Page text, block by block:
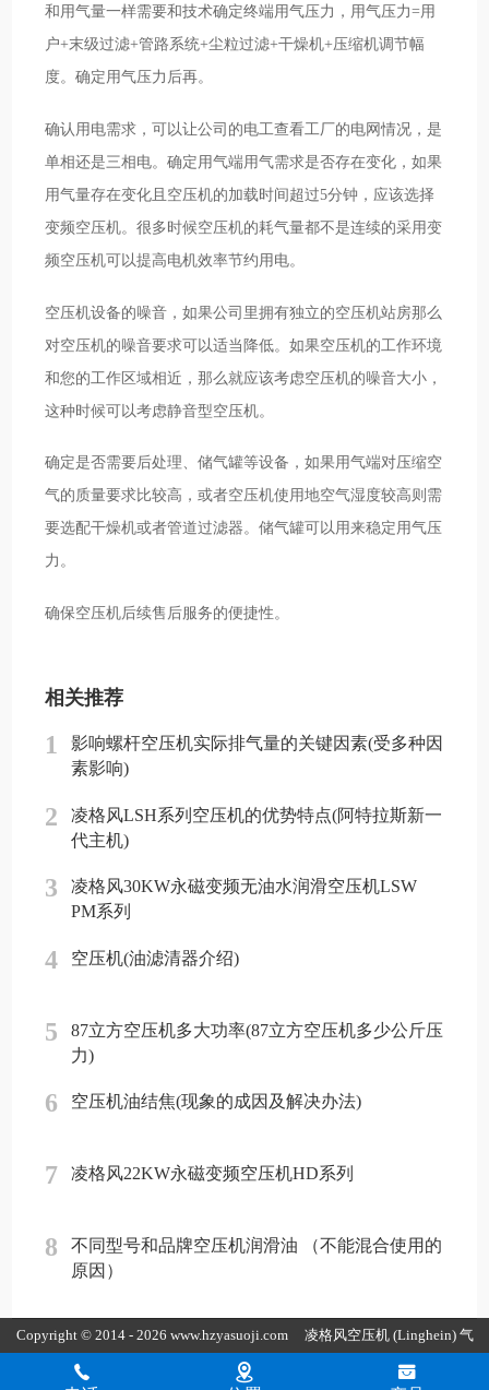
和用气量一样需要和技术确定终端用气压力，用气压力=用
户+末级过滤+管路系统+尘粒过滤+干燥机+压缩机调节幅
度。确定用气压力后再。
确认用电需求，可以让公司的电工查看工厂的电网情况，是
单相还是三相电。确定用气端用气需求是否存在变化，如果
用气量存在变化且空压机的加载时间超过5分钟，应该选择
变频空压机。很多时候空压机的耗气量都不是连续的采用变
频空压机可以提高电机效率节约用电。
空压机设备的噪音，如果公司里拥有独立的空压机站房那么
对空压机的噪音要求可以适当降低。如果空压机的工作环境
和您的工作区域相近，那么就应该考虑空压机的噪音大小，
这种时候可以考虑静音型空压机。
确定是否需要后处理、储气罐等设备，如果用气端对压缩空
气的质量要求比较高，或者空压机使用地空气湿度较高则需
要选配干燥机或者管道过滤器。储气罐可以用来稳定用气压
力。
确保空压机后续售后服务的便捷性。
相关推荐
1
影响螺杆空压机实际排气量的关键因素(受多种因
素影响)
2
凌格风LSH系列空压机的优势特点(阿特拉斯新一
代主机)
3
凌格风30KW永磁变频无油水润滑空压机LSW
PM系列
4 空压机(油滤清器介绍)
5
87立方空压机多大功率(87立方空压机多少公斤压
力)
6 空压机油结焦(现象的成因及解决办法)
7 凌格风22KW永磁变频空压机HD系列
8
不同型号和品牌空压机润滑油 （不能混合使用的
原因）
Copyright © 2014 - 2026 www.hzyasuoji.com 凌格风空压机 (Linghein) 气
胜智能装备（深圳）有限公司版权所有
粤ICP备2021072975号